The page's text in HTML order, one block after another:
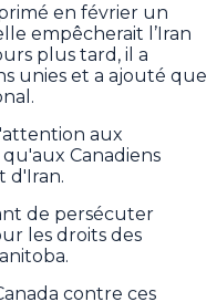
en février un
empêcherait l’Iran
plus tard, il a
unies et a ajouté que
aux
Canadiens
d'Iran.
de persécuter
les droits des
contre ces